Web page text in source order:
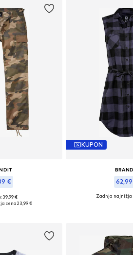
€
velikosti: 38
39,99 €
cena23,99 €
KUPON
Razpoložljive
Zadnja najnižja